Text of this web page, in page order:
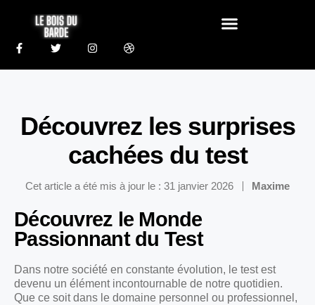
Découvrez les surprises
cachées du test
Cet article a été mis à jour le : 31 janvier 2026 Maxime
Découvrez le Monde
Passionnant du Test
Dans notre société en constante évolution, le test est
devenu un élément incontournable de notre quotidien.
Que ce soit dans le domaine personnel ou professionnel,